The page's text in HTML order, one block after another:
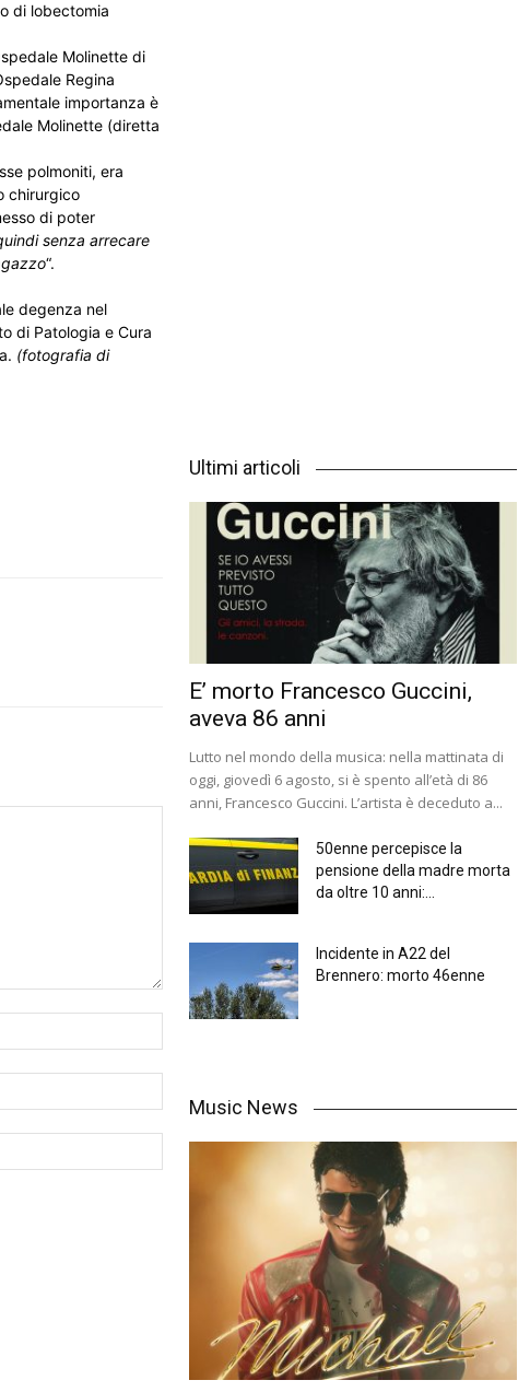
di lobectomia
Molinette di
Regina
importanza è
Molinette (diretta
polmoniti, era
chirurgico
di poter
senza arrecare
“.
degenza nel
di Patologia e Cura
(fotografia di
Ultimi articoli
E’ morto Francesco Guccini,
aveva 86 anni
Lutto nel mondo della musica: nella mattinata di
oggi, giovedì 6 agosto, si è spento all’età di 86
anni, Francesco Guccini. L’artista è deceduto a...
50enne percepisce la
pensione della madre morta
da oltre 10 anni:...
Incidente in A22 del
Brennero: morto 46enne
Music News